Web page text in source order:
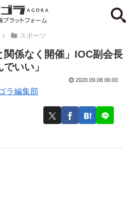
スポーツ
関係なく開催」IOC副会長
いい」
ラ編集部
2020.09.08 06:00